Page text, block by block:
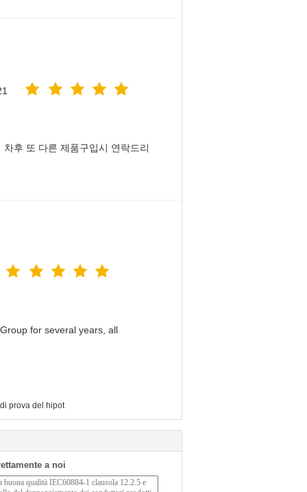
후 또 다른 제품구입시 연락드리
for several years, all
prova del hipot
a noi